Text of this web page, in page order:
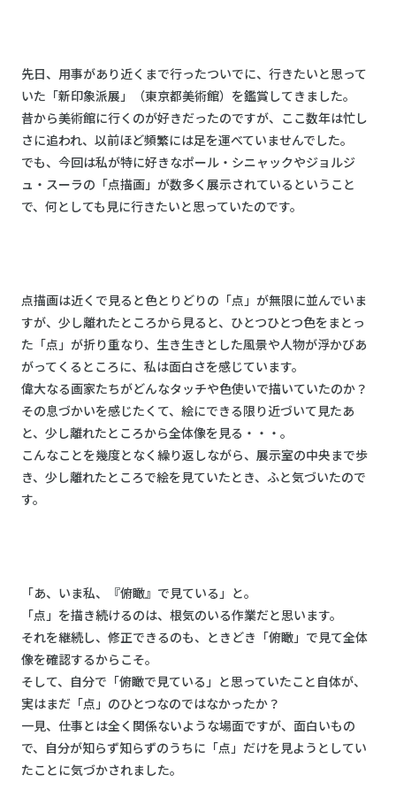
先日、用事があり近くまで行ったついでに、行きたいと思って
いた「新印象派展」（東京都美術館）を鑑賞してきました。
昔から美術館に行くのが好きだったのですが、ここ数年は忙し
さに追われ、以前ほど頻繁には足を運べていませんでした。
でも、今回は私が特に好きなポール・シニャックやジョルジ
ュ・スーラの「点描画」が数多く展示されているということ
で、何としても見に行きたいと思っていたのです。
点描画は近くで見ると色とりどりの「点」が無限に並んでいま
すが、少し離れたところから見ると、ひとつひとつ色をまとっ
た「点」が折り重なり、生き生きとした風景や人物が浮かびあ
がってくるところに、私は面白さを感じています。
偉大なる画家たちがどんなタッチや色使いで描いていたのか？
その息づかいを感じたくて、絵にできる限り近づいて見たあ
と、少し離れたところから全体像を見る・・・。
こんなことを幾度となく繰り返しながら、展示室の中央まで歩
き、少し離れたところで絵を見ていたとき、ふと気づいたので
す。
「あ、いま私、『俯瞰』で見ている」と。
「点」を描き続けるのは、根気のいる作業だと思います。
それを継続し、修正できるのも、ときどき「俯瞰」で見て全体
像を確認するからこそ。
そして、自分で「俯瞰で見ている」と思っていたこと自体が、
実はまだ「点」のひとつなのではなかったか？
一見、仕事とは全く関係ないような場面ですが、面白いもの
で、自分が知らず知らずのうちに「点」だけを見ようとしてい
たことに気づかされました。